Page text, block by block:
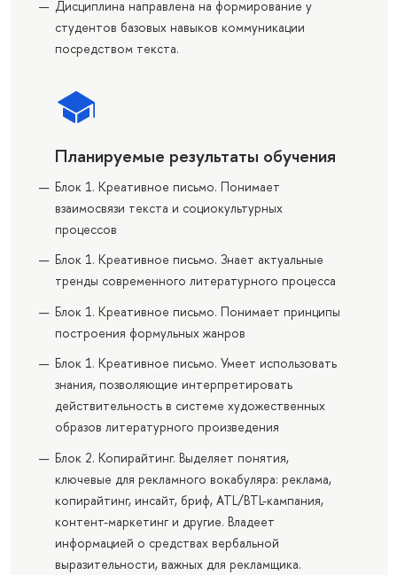
Дисциплина направлена на формирование у
студентов базовых навыков коммуникации
посредством текста.
Планируемые результаты обучения
Блок 1. Креативное письмо. Понимает
взаимосвязи текста и социокультурных
процессов
Блок 1. Креативное письмо. Знает актуальные
тренды современного литературного процесса
Блок 1. Креативное письмо. Понимает принципы
построения формульных жанров
Блок 1. Креативное письмо. Умеет использовать
знания, позволяющие интерпретировать
действительность в системе художественных
образов литературного произведения
Блок 2. Копирайтинг. Выделяет понятия,
ключевые для рекламного вокабуляра: реклама,
копирайтинг, инсайт, бриф, ATL/BTL-кампания,
контент-маркетинг и другие. Владеет
информацией о средствах вербальной
выразительности, важных для рекламщика.